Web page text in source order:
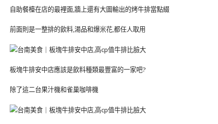
自助餐檯在店的最裡面,牆上還有大圖輸出的烤牛排當點綴
前面則是一整排的飲料,湯品和爆米花,都任人取用
板塊牛排安中店應該是飲料種類最豐富的一家吧?
除了這二台果汁機和雀巢咖啡機